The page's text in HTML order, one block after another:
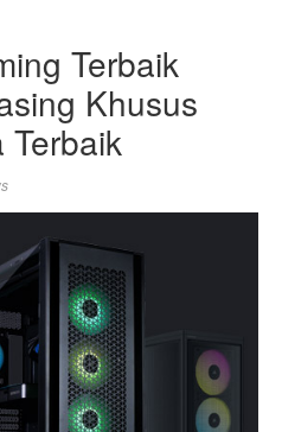
Terbaik
Khusus
Terbaik